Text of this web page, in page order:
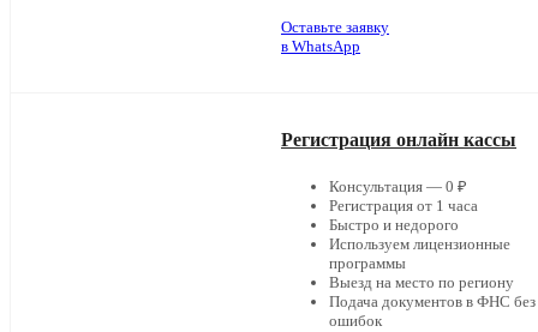
Оставьте заявку
в WhatsApp
Регистрация онлайн кассы
Консультация — 0 ₽
Регистрация от 1 часа
Быстро и недорого
Используем лицензионные
программы
Выезд на место по региону
Подача документов в ФНС без
ошибок